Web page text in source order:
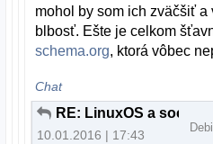
mohol by som ich zväčšiť
blbosť. Ešte je celkom
schema.org, ktorá vôbec
Chat
RE: LinuxOS a
10.01.2016 | 17:43